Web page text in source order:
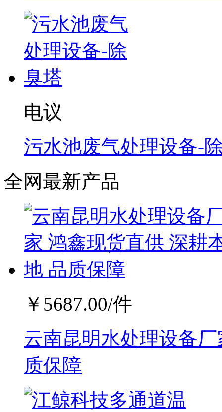
电议
污水池废气处理设备-
全网最新产品
￥ 5687.00/件
云南昆明水处理设备
质保障